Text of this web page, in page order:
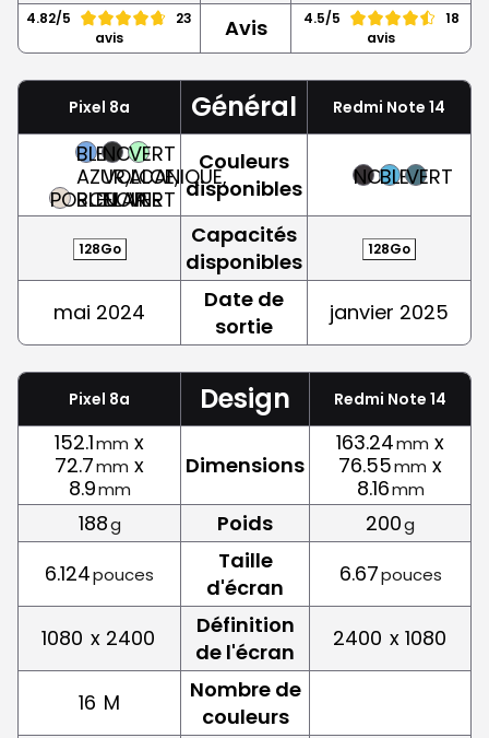
4.82/5
23
avis
Avis 4.5/5
18
avis
Pixel 8a Général Redmi Note 14
PORCELAINE
BLEU
AZUR,
BLEU
NOIR
VOLCANIQUE,
NOIR
VERT
ALOE,
VERT
Couleurs
disponibles
NOIRBLEUVERT
128Go
Capacités
disponibles
128Go
mai 2024
Date de
sortie
janvier 2025
Pixel 8a Design Redmi Note 14
152.1mm x
72.7mm x
8.9mm
Dimensions
163.24mm x
76.55mm x
8.16mm
188g Poids 200g
6.124pouces
Taille
d'écran
6.67pouces
1080 x 2400
Définition
de l'écran
2400 x 1080
16 M
Nombre de
couleurs